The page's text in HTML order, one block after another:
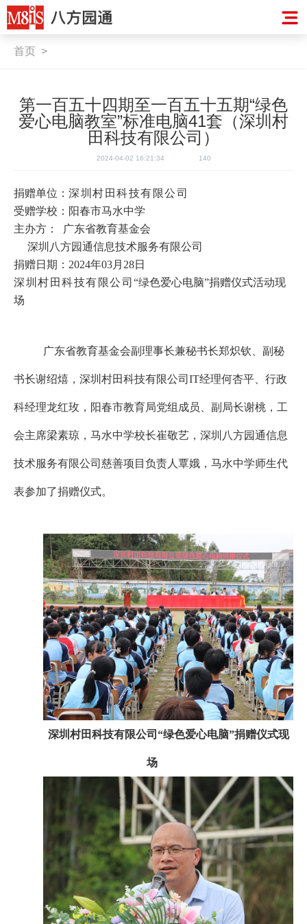
首页 >
第一百五十四期至一百五十五期“绿色
爱心电脑教室”标准电脑41套（深圳村
田科技有限公司）
2024-04-02 16:21:34 140
捐赠单位： 深圳村田科技有限公司
受赠学校：阳春市马水中学
主办方： 广东省教育基金会
深圳八方园通信息技术服务有限公司
捐赠日期：2024年03月28日
深圳村田科技有限公司 “绿色爱心电脑”捐赠仪式活动现
场
广东省教育基金会副理事长兼秘书长郑炽钦、副秘
书长谢绍熺，深圳村田科技有限公司IT经理何杏平、行政
科经理龙红玫，阳春市教育局党组成员、副局长谢桃，工
会主席梁素琼，马水中学校长崔敬艺，深圳八方园通信息
技术服务有限公司慈善项目负责人覃娥，马水中学师生代
表参加了捐赠仪式。
深圳村田科技有限公司“绿色爱心电脑”捐赠仪式现
场